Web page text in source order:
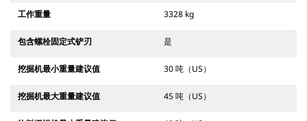
工作重量 3328 kg
包含螺栓固定式铲刃 是
挖掘机最小重量建议值 30 吨（US）
挖掘机最大重量建议值 45 吨（US）